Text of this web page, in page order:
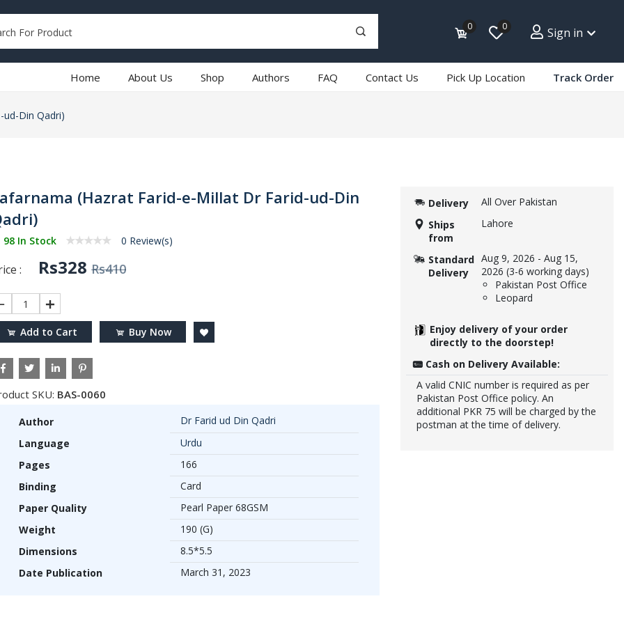
0 0 Sign in
Home About Us Shop Authors FAQ Contact Us Pick Up Location Track Order
ud-Din Qadri)
(Hazrat Farid-e-Millat Dr Farid-ud-Din
98 In Stock 0 Review(s)
: Rs328 Rs410
1
Add to Cart Buy Now
SKU: BAS-0060
Author
Dr Farid ud Din Qadri
Language
Urdu
Pages
166
Binding
Card
Paper Quality
Pearl Paper 68GSM
Weight
190 (G)
Dimensions
8.5*5.5
Date Publication
March 31, 2023
Delivery
All Over Pakistan
Ships
from
Lahore
Standard
Delivery
Aug 9, 2026 - Aug 15,
2026 (3-6 working days)
Pakistan Post Office
Leopard
Enjoy delivery of your order
directly to the doorstep!
Cash on Delivery Available:
A valid CNIC number is required as per
Pakistan Post Office policy. An
additional PKR 75 will be charged by the
postman at the time of delivery.